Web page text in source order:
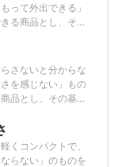
って外出できる」
る商品とし、その
さないと分からな
を感じない」もの
品とし、その基準
くコンパクトで、
らない」のものを